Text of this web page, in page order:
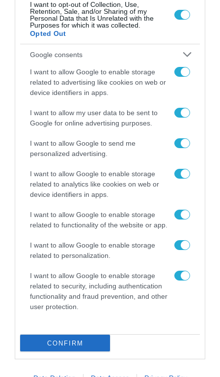
I want to opt-out of Collection, Use,
Retention, Sale, and/or Sharing of my
Personal Data that Is Unrelated with the
Purposes for which it was collected.
Opted Out
Google consents
I want to allow Google to enable storage
related to advertising like cookies on web or
device identifiers in apps.
I want to allow my user data to be sent to
Google for online advertising purposes.
I want to allow Google to send me
personalized advertising.
I want to allow Google to enable storage
related to analytics like cookies on web or
device identifiers in apps.
I want to allow Google to enable storage
related to functionality of the website or app.
I want to allow Google to enable storage
related to personalization.
I want to allow Google to enable storage
related to security, including authentication
functionality and fraud prevention, and other
user protection.
CONFIRM
ΡΟΗ ΕΙΔΗΣΕΩΝ
Το χρηματοδοτούμενο
από την ΕΕ έργο “The
ενισχύει την ασφάλεια
των παιδιών στο
διαδίκτυο
31.07.2026
ΑΑΔΕ: Διευκρινίσεις
για τα πρόστιμα σε
αφορούν τους ΦΗΜ
31.07.2026
Σ. Καλαφάτης: «Η